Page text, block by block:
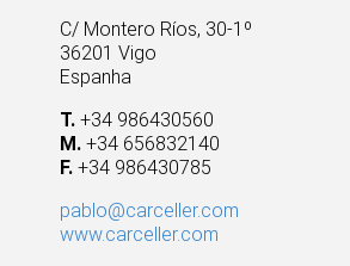
C/ Montero Ríos, 30-1º
36201 Vigo
Espanha
T. +34 986430560
M. +34 656832140
F. +34 986430785
pablo@carceller.com
www.carceller.com